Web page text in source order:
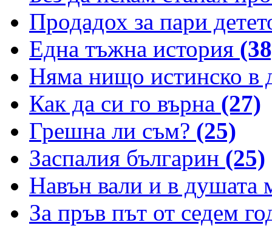
Продадох за пари
Една тъжна история
Няма нищо истинско в
Как да си го върна (27)
Грешна ли съм? (25)
Заспалия българин (25)
Навън вали и в душата
За пръв път от седем